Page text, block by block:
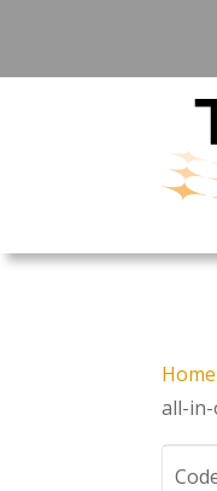
Home
all-